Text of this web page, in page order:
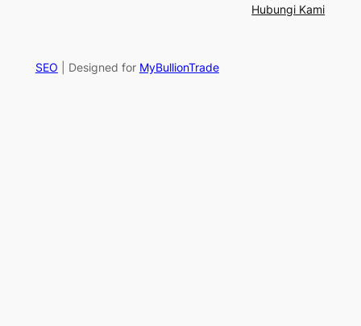
Hubungi Kami
SEO | Designed for MyBullionTrade